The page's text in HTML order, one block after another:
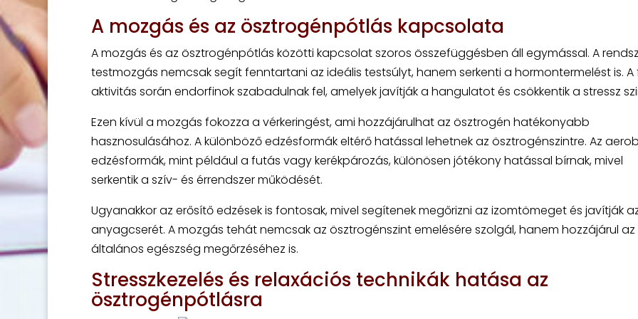
A mozgás és az ösztrogénpótlás kapcsolata
A mozgás és az ösztrogénpótlás közötti kapcsolat szoros összefüggésben áll egymással. A
testmozgás nemcsak segít fenntartani az ideális testsúlyt, hanem serkenti a hormontermelést is. A
aktivitás során endorfinok szabadulnak fel, amelyek javítják a hangulatot és csökkentik a stressz
Ezen kívül a mozgás fokozza a vérkeringést, ami hozzájárulhat az ösztrogén hatékonyabb
hasznosulásához. A különböző edzésformák eltérő hatással lehetnek az ösztrogénszintre. Az
edzésformák, mint például a futás vagy kerékpározás, különösen jótékony hatással bírnak, mivel
serkentik a szív- és érrendszer működését.
Ugyanakkor az erősítő edzések is fontosak, mivel segítenek megőrizni az izomtömeget és javítják
anyagcserét. A mozgás tehát nemcsak az ösztrogénszint emelésére szolgál, hanem hozzájárul az
általános egészség megőrzéséhez is.
Stresszkezelés és relaxációs technikák hatása az
ösztrogénpótlásra